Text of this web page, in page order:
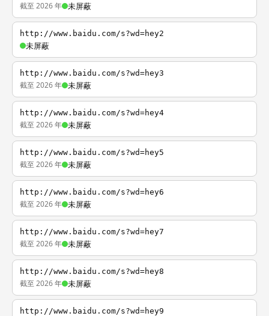
截至 2026 年 未屏蔽
http://www.baidu.com/s?wd=hey2
未屏蔽
http://www.baidu.com/s?wd=hey3
截至 2026 年 未屏蔽
http://www.baidu.com/s?wd=hey4
截至 2026 年 未屏蔽
http://www.baidu.com/s?wd=hey5
截至 2026 年 未屏蔽
http://www.baidu.com/s?wd=hey6
截至 2026 年 未屏蔽
http://www.baidu.com/s?wd=hey7
截至 2026 年 未屏蔽
http://www.baidu.com/s?wd=hey8
截至 2026 年 未屏蔽
http://www.baidu.com/s?wd=hey9